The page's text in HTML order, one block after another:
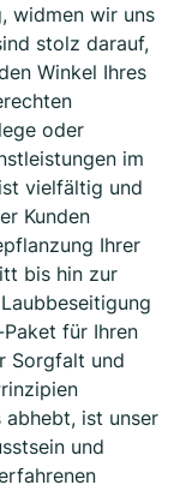
widmen wir uns
stolz darauf,
Winkel Ihres
oder
im
vielfältig und
Kunden
Ihrer
bis hin zur
für Ihren
Sorgfalt und
abhebt, ist unser
und